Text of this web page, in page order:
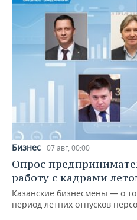
Бизнес 07 авг, 00:00
Опрос
работу с кадрами
Казанские бизнесмены — о
период летних отпусков